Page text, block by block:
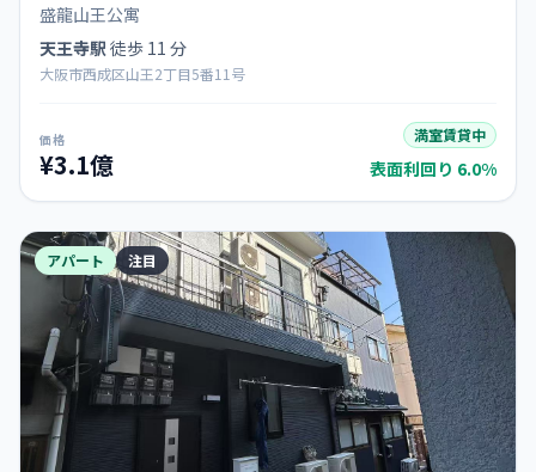
盛龍山王公寓
天王寺駅徒歩 11 分
大阪市西成区山王2丁目5番11号
価格
¥3.1億
満室賃貸中
表面利回り 6.0%
アパート 注目